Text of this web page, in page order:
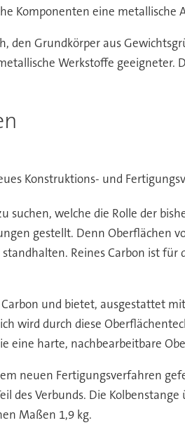
Komponenten eine metallische
den Grundkörper aus
Werkstoffe geeigneter.
Konstruktions- und
suchen, welche die Rolle der
gestellt. Denn Oberflächen
Reines Carbon ist
und bietet, ausgestattet
wird durch diese
eine harte, nachbearbeitbare
neuen Fertigungsverfahren
des Verbunds. Die
Maßen 1,9 kg.